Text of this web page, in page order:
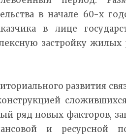
в начале 60-х
в лице
застройку жилых
развития
ряд новых факторов,
и ресурсной